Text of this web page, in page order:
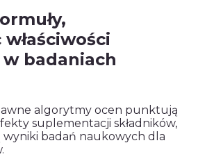
badaniach
algorytmy ocen punktują
suplementacji składników,
wyniki badań naukowych dla